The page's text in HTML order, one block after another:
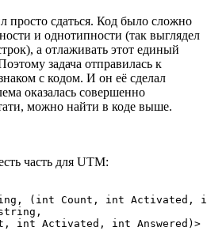
просто сдаться. Код было сложно
и однотипности (так выглядел
а отлаживать этот единый
задача отправилась к
с кодом. И он её сделал
оказалась совершенно
можно найти в коде выше.
часть для UTM:
(int Count, int Activated,
int Activated, int Answered)>